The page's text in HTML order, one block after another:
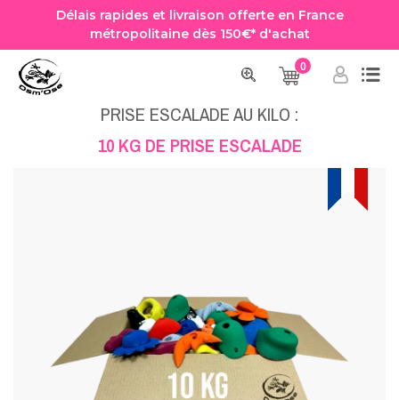
Délais rapides et livraison offerte en France
métropolitaine dès 150€* d'achat
0
Accueil Pack Prise 10 KG DE PRISE ESCALADE
PRISE ESCALADE AU KILO :
10 KG DE PRISE ESCALADE